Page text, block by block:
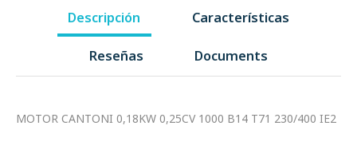
Descripción Características
Reseñas Documents
MOTOR CANTONI 0,18KW 0,25CV 1000 B14 T71 230/400 IE2